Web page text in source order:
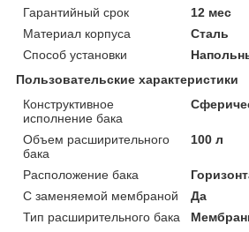
Гарантийный срок
12 мес
Материал корпуса
Сталь
Способ установки
Пользовательские характеристики
Конструктивное
исполнение бака
Объем расширительного
бака
100 л
Расположение бака
С заменяемой мембраной
Да
Тип расширительного бака